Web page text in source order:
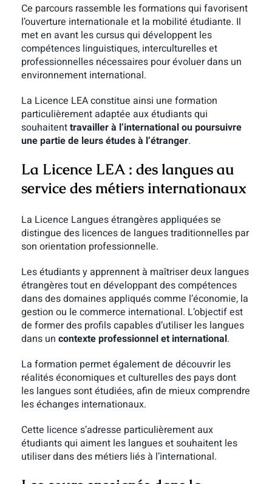
Ce parcours rassemble les formations qui favorisent
l’ouverture internationale et la mobilité étudiante. Il
met en avant les cursus qui développent les
compétences linguistiques, interculturelles et
professionnelles nécessaires pour évoluer dans un
environnement international.
La Licence LEA constitue ainsi une formation
particulièrement adaptée aux étudiants qui
souhaitenttravailler à l’international ou poursuivre
une partie de leurs études à l’étranger.
La Licence LEA : des langues au
service des métiers internationaux
La Licence Langues étrangères appliquées se
distingue des licences de langues traditionnelles par
son orientation professionnelle.
Les étudiants y apprennent à maîtriser deux langues
étrangères tout en développant des compétences
dans des domaines appliqués comme l’économie, la
gestion ou le commerce international. L’objectif est
de former des profils capables d’utiliser les langues
dans un contexte professionnel et international.
La formation permet également de découvrir les
réalités économiques et culturelles des pays dont
les langues sont étudiées, afin de mieux comprendre
les échanges internationaux.
Cette licence s’adresse particulièrement aux
étudiants qui aiment les langues et souhaitent les
utiliser dans des métiers liés à l’international.